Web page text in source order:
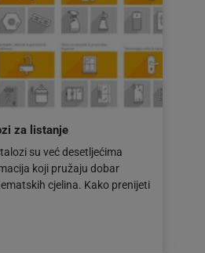
za listanje
su već desetljećima
koji pružaju dobar
cjelina. Kako prenijeti